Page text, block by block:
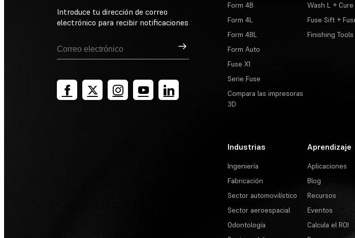
Introduce tu dirección de correo
electrónico para recibir notificaciones
Suscribirse
Form 4B
Form 4L
Form 4BL
Form Auto
Fuse X1
Serie Fuse
Compara las impresoras
3D
Wash L + Cure
Fuse Sift +
Finishing Tools
Industrias
Ingeniería
Fabricación
Sector automovilístico
Sector aeroespacial
Odontología
Aprendizaje
Aplicaciones
Blog
Recursos
Eventos
Calcula el ROI